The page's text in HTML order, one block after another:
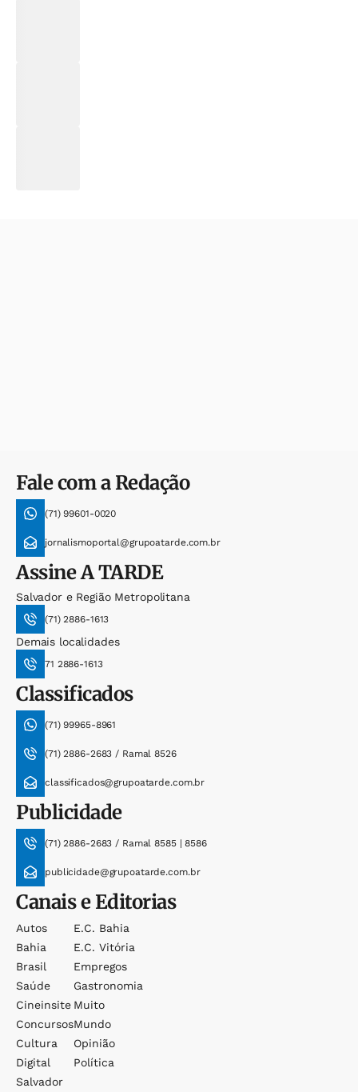
Fale com a Redação
(71) 99601-0020
jornalismoportal@grupoatarde.com.br
AssineA TARDE
Salvador e Região Metropolitana
(71) 2886-1613
Demais localidades
71 2886-1613
Classificados
(71) 99965-8961
(71) 2886-2683 / Ramal 8526
classificados@grupoatarde.com.br
Publicidade
(71) 2886-2683 / Ramal 8585 | 8586
publicidade@grupoatarde.com.br
Canais e Editorias
Autos
Bahia
Brasil
Saúde
Cineinsite
Concursos
Cultura
Digital
Salvador
E.c. Bahia
E.c. Vitória
Empregos
Gastronomia
Muito
Mundo
Opinião
Política